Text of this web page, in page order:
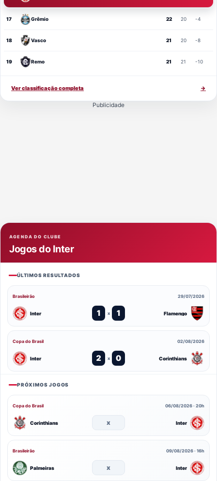
17 Grêmio 22 20 -4
18 Vasco 21 20 -8
19 Remo 21 21 -10
Ver classificação completa →
Publicidade
AGENDA DO CLUBE
Jogos do Inter
ÚLTIMOS RESULTADOS
Brasileirão 29/07/2026
Inter 1 x 1 Flamengo
Copa do Brasil 02/08/2026
Inter 2 x 0 Corinthians
PRÓXIMOS JOGOS
Copa do Brasil 06/08/2026 · 20h
Corinthians x Inter
Brasileirão 09/08/2026 · 16h
Palmeiras x Inter